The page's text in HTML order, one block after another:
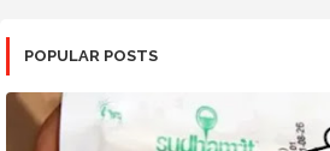
POPULAR POSTS